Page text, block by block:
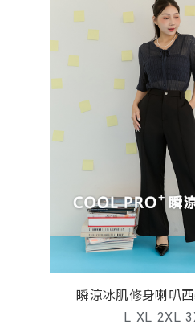
瞬涼冰肌修身喇叭
L XL 2XL